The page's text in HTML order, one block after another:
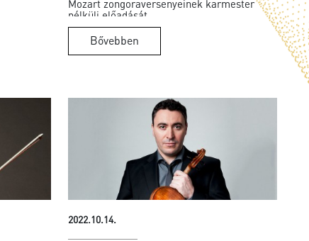
Mozart zongoraversenyeinek karmester
nélküli előadását.
Bővebben
2022.10.14.